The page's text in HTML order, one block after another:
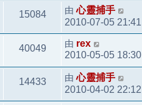
15084 由心靈捕手
2010-07-05 21:41
40049 由 rex
2010-05-05 18:30
14433 由心靈捕手
2010-04-02 22:12